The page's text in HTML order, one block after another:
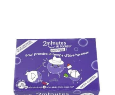
74,00€.67,00€.